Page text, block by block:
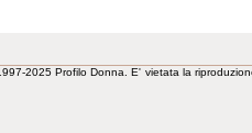
2025 Profilo Donna. E' vietata la